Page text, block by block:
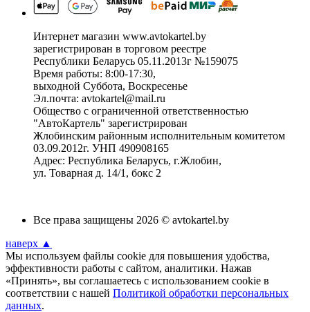
Интернет магазин www.avtokartel.by
зарегистрирован в торговом реестре
Республики Беларусь 05.11.2013г №159075
Время работы: 8:00-17:30,
выходной Суббота, Воскресенье
Эл.почта: avtokartel@mail.ru
Общество с ограниченной ответственностью
"АвтоКартель" зарегистрирован
Жлобинским районным исполнительным комитетом
03.09.2012г. УНП 490908165
Адрес: Республика Беларусь, г.Жлобин,
ул. Товарная д. 14/1, бокс 2
Все права защищены 2026 © avtokartel.by
наверх ▲
Мы используем файлы cookie для повышения удобства,
эффективности работы с сайтом, аналитики. Нажав
«Принять», вы соглашаетесь с использованием cookie в
соответствии с нашей Политикой обработки персональных
данных.